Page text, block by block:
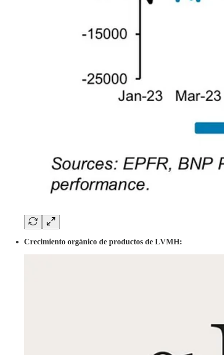
Crecimiento orgánico de productos de LVMH: